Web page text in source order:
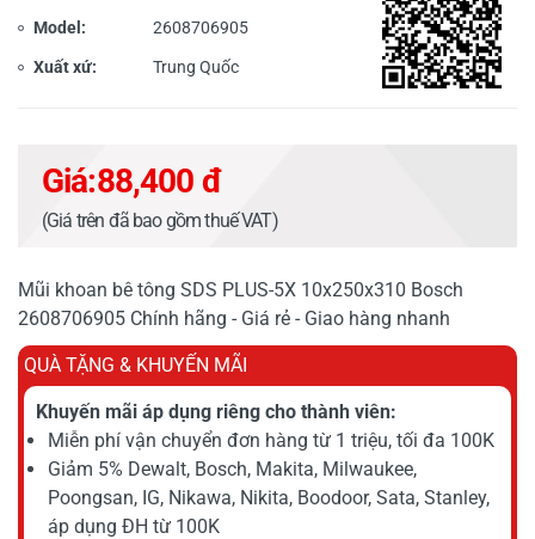
Model: 2608706905
Xuất xứ: Trung Quốc
Giá:88,400 đ
(Giá trên đã bao gồm thuế VAT)
Mũi khoan bê tông SDS PLUS-5X 10x250x310 Bosch
2608706905 Chính hãng - Giá rẻ - Giao hàng nhanh
QUÀ TẶNG & KHUYẾN MÃI
Khuyến mãi áp dụng riêng cho thành viên:
Miễn phí vận chuyển đơn hàng từ 1 triệu, tối đa 100K
Giảm 5% Dewalt, Bosch, Makita, Milwaukee,
Poongsan, IG, Nikawa, Nikita, Boodoor, Sata, Stanley,
áp dụng ĐH từ 100K